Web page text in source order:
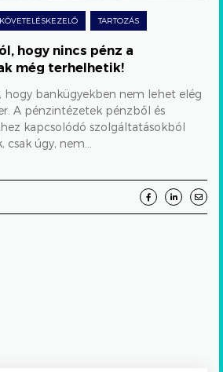
KÖVETELÉSKEZELŐ TARTOZÁS
hogy nincs pénz a
még terhelhetik!
hogy bankügyekben nem lehet elég
A pénzintézetek pénzből és
kapcsolódó szolgáltatásokból
úgy, nem...